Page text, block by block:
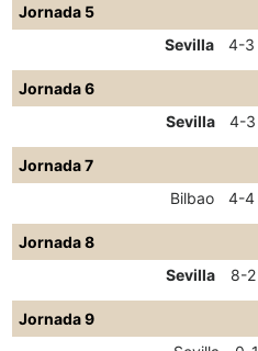
Jornada 5
Sevilla
4-3
Jornada 6
Sevilla
4-3
Jornada 7
Bilbao
4-4
Jornada 8
Sevilla
8-2
Jornada 9